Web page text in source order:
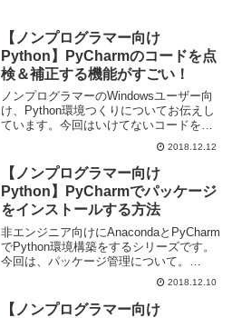
【ノンプログラマー向け
Python】PyCharmのコードを点
検＆補正する機能がすごい！
ノンプログラマーのWindowsユーザー向
け、Python環境つくりについてお伝えし
ています。今回はいけてないコードを発
見して改善してくれるPyCharmのコード
チェック＆補正機能についてお伝えしま
す。
2018.12.12
【ノンプログラマー向け
Python】PyCharmでパッケージ
をインストールする方法
非エンジニア向けにAnacondaとPyCharm
でPython環境構築をするシリーズです。
今回は、パッケージ管理について。
PyCharmで新たにパッケージをインスト
ールする方法についてお伝えします。
2018.12.10
【ノンプログラマー向け